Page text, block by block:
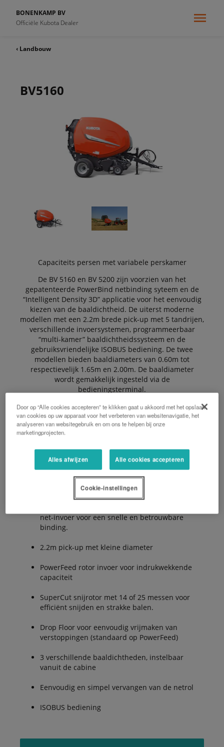
BONENKAMP BV
Officiële Kubota Dealer
‹ Landbouw
BV5160
Capaciteits persen met variabele perskamer
De BV 5160 en BV 5200 zijn voorzien van het
gepatenteerde PowerBind netbinding syteem en de
“Intelligent Density 3D” applicatie voor het eenvoudig
kiezen van de baaldichtheid. De uiterst moderne
modellen met een 2.2m brede pick-up met 5 tandrijen,
verschillende invoersystemen, programmeerbaar
“multi-kamer” baaldichtheidssysteem en de
gebruiksvriendelijke ISOBUS bediening. De twee
modellen bieden baaldiameters van 0.60m tot
respectievelijk 1.65m en 2.00m. De baaldiameter
wordt gemakkelijk ingesteld via de
bedieningsterminal.
De Voordelen:
“Intelligent Density 3D” met vernieuwde
instelling van de baaldichtheid – voorkeuze via
bedieningsterminal.
net-invoer voor een snelle en betrouwbare
binding.
2.2m pick-up met kleine diameter
PowerFeed rotor invoer voor indrukwekkende
capaciteit
SuperCut snijrotor met 14 of 25 messen voor
efficiënt snijden en strakke balen.
Drop Floor voor eenvoudig vrijmaken van
verstoppingen (standaard op PowerFeed)
3 verschillende baaldichtheden, instelbaar
vanuit de cabine
Eenvoudig en simpel vervangen van de netrol
ISOBUS bediening
Door op “Alle cookies accepteren” te klikken gaat u akkoord met het opslaan
van cookies op uw apparaat voor het verbeteren van websitenavigatie, het
analyseren van websitegebruik en om ons te helpen bij onze
marketingprojecten.
Alles afwijzen Alle cookies accepteren
Cookie-instellingen